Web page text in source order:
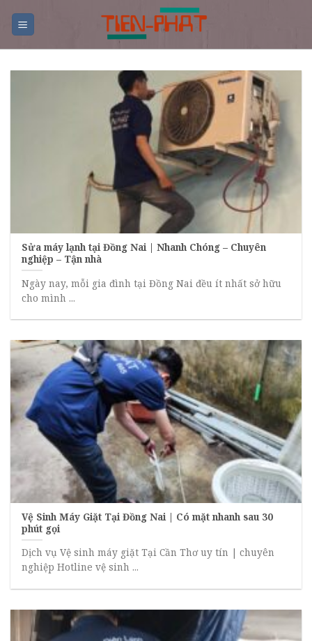
Sửa máy lạnh tại Đồng Nai | Nhanh Chóng – Chuyên
nghiệp – Tận nhà
Ngày nay, mỗi gia đình tại Đồng Nai đều ít nhất sở hữu
cho mình ...
Vệ Sinh Máy Giặt Tại Đồng Nai | Có mặt nhanh sau 30
phút gọi
Dịch vụ Vệ sinh máy giặt Tại Cần Thơ uy tín | chuyên
nghiệp Hotline vệ sinh ...